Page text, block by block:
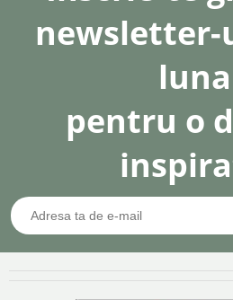
newsletter-
pentru o